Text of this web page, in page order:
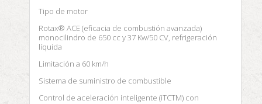
Tipo de motor
Rotax® ACE (eficacia de combustión avanzada)
monocilindro de 650 cc y 37 Kw/50 CV, refrigeración
líquida
Limitación a 60 km/h
Sistema de suministro de combustible
Control de aceleración inteligente (iTCTM️) con